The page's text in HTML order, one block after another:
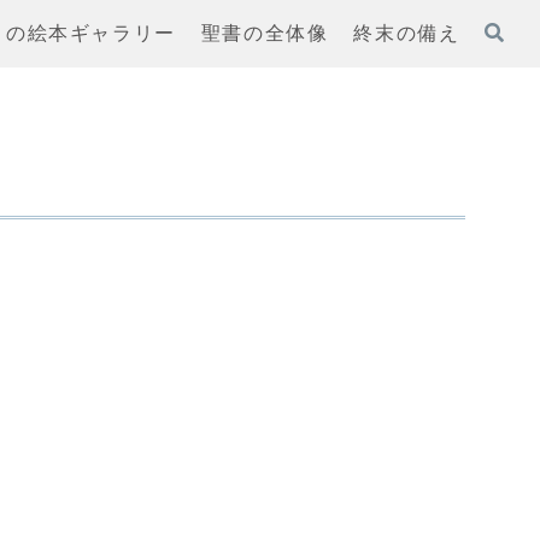
絵本ギャラリー 聖書の全体像 終末の備え